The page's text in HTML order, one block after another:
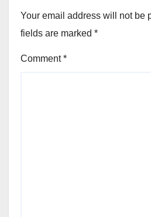
Your email address will not be
fields are marked *
Comment*